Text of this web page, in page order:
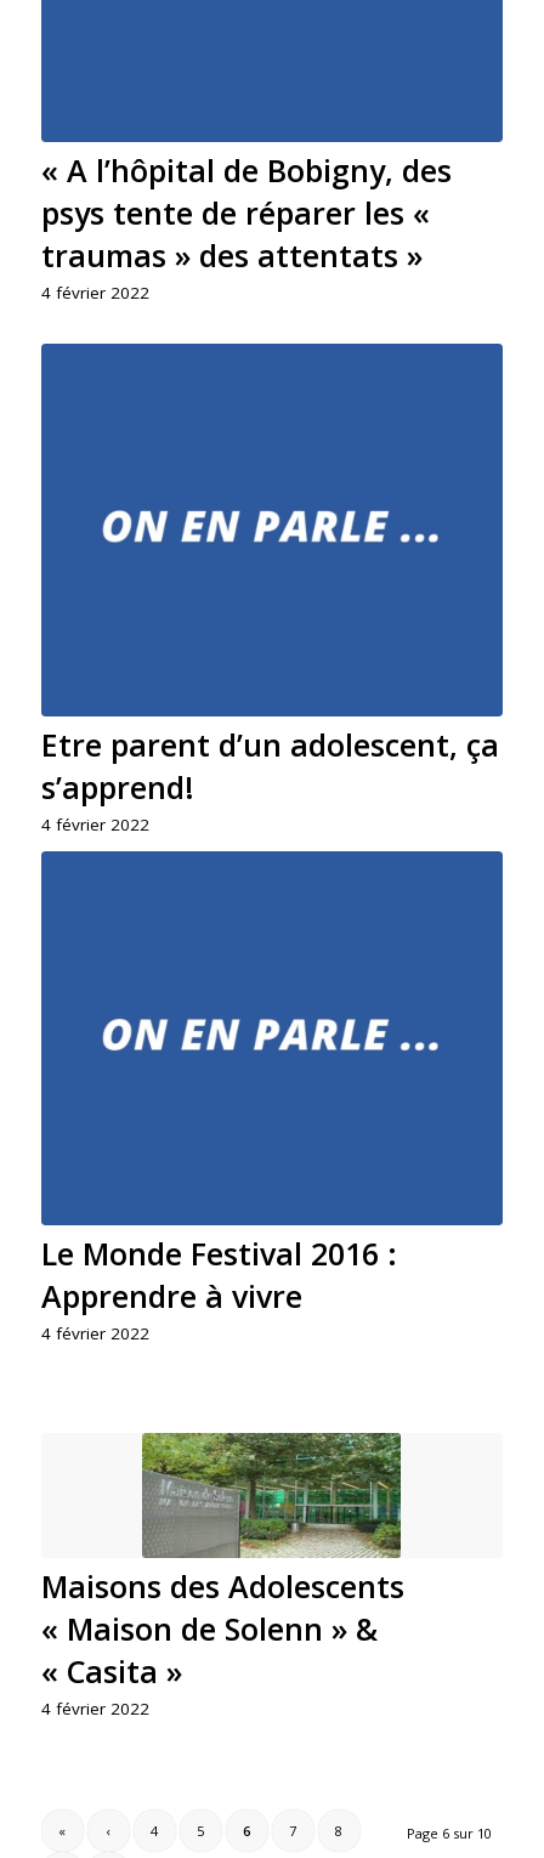
« A l’hôpital de Bobigny, des
psys tente de réparer les «
traumas » des attentats »
4 février 2022
Etre parent d’un adolescent, ça
s’apprend!
4 février 2022
Le Monde Festival 2016 :
Apprendre à vivre
4 février 2022
Maisons des Adolescents
« Maison de Solenn » &
« Casita »
4 février 2022
Page 6 sur 10
« ‹ 4 5 6 7 8